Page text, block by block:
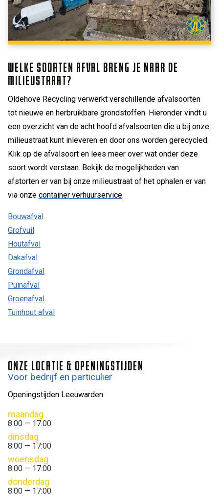
WELKE SOORTEN AFVAL BRENG JE NAAR DE
MILIEUSTRAAT?
Oldehove Recycling verwerkt verschillende afvalsoorten
tot nieuwe en herbruikbare grondstoffen. Hieronder vindt u
een overzicht van de acht hoofd afvalsoorten die u bij onze
milieustraat kunt inleveren en door ons worden gerecycled.
Klik op de afvalsoort en lees meer over wat onder deze
soort wordt verstaan. Bekijk de mogelijkheden van
afstorten er van bij onze milieustraat of het ophalen er van
via onze container verhuurservice.
Bouwafval
Grofvuil
Houtafval
Dakafval
Grondafval
Puinafval
Groenafval
Tuinhout afval
ONZE LOCATIE & OPENINGSTIJDEN
Voor bedrijf en particulier
Openingstijden Leeuwarden:
maandag
8:00 — 17:00
dinsdag
8:00 — 17:00
woensdag
8:00 — 17:00
donderdag
8:00 — 17:00